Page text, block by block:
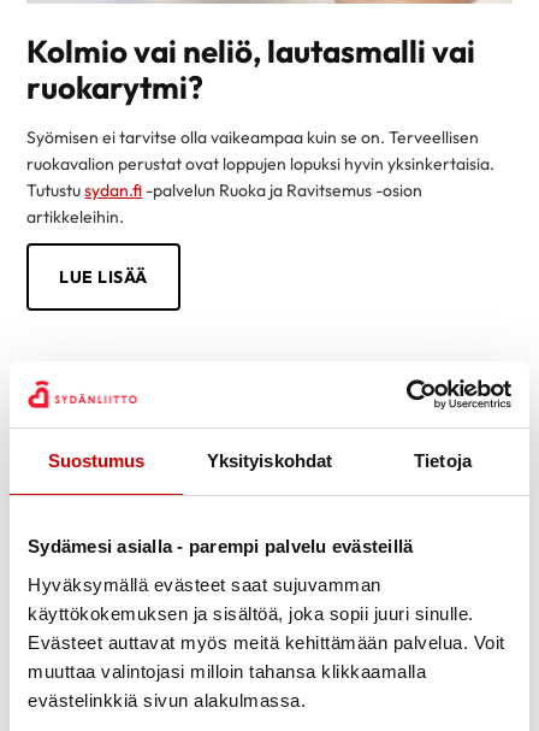
Suostumus Yksityiskohdat Tietoja
Sydämesi asialla - parempi palvelu evästeillä
Hyväksymällä evästeet saat sujuvamman
käyttökokemuksen ja sisältöä, joka sopii juuri sinulle.
Evästeet auttavat myös meitä kehittämään palvelua. Voit
muuttaa valintojasi milloin tahansa klikkaamalla
evästelinkkiä sivun alakulmassa.
Kolmio vai neliö, lautasmalli vai
ruokarytmi?
Syömisen ei tarvitse olla vaikeampaa kuin se on. Terveellisen
ruokavalion perustat ovat loppujen lopuksi hyvin yksinkertaisia.
Tutustusydan.fi -palvelun Ruoka ja Ravitsemus -osion
artikkeleihin.
LUE LISÄÄ
Tietoa sydänsairauksista helposti